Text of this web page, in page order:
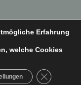
Erfahrung
welche Cookies
GDPR